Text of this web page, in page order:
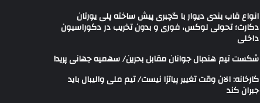
انواع قاب بندی دیوار با گچبری پیش ساخته پلی یورتان
دکارت؛ تحولی لوکس، فوری و بدون تخریب در دکوراسیون
داخلی
شکست تیم هندبال جوانان مقابل بحرین/ سهمیه جهانی پرید!
کارخانه: الان وقت تغییر پیاتزا نیست/ تیم ملی والیبال باید
جبران کند